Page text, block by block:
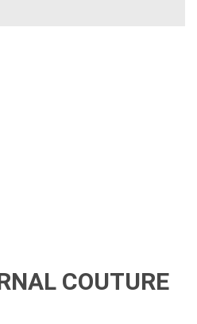
COUTURE